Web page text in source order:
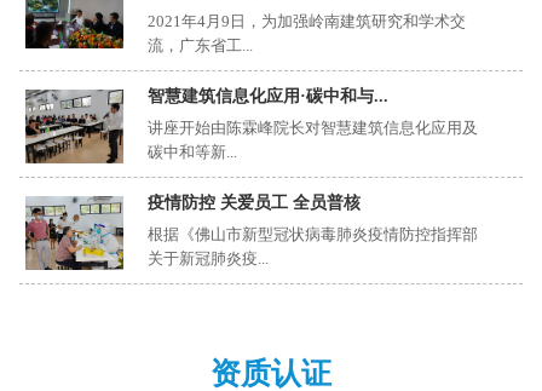
2021年4月9日，为加强岭南建筑研究和学术交
流，广东省工...
智慧建筑信息化应用·碳中和与...
讲座开始由陈霖峰院长对智慧建筑信息化应用及
碳中和等新...
疫情防控 关爱员工 全员普核
根据《佛山市新型冠状病毒肺炎疫情防控指挥部
关于新冠肺炎疫...
资质认证